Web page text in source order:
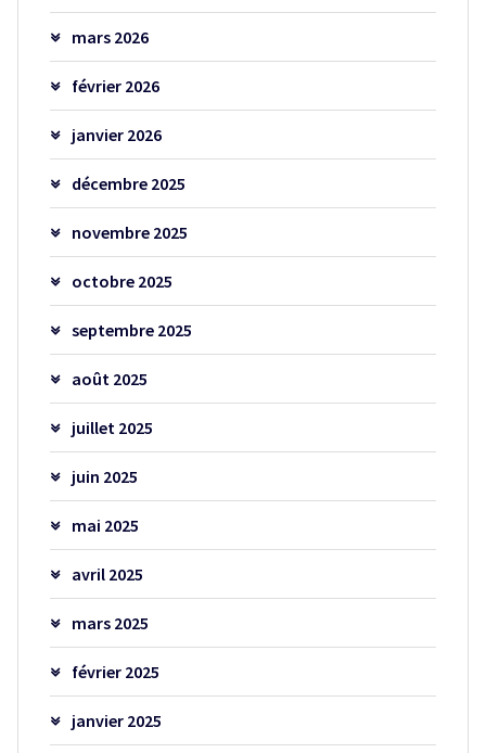
mars 2026
février 2026
janvier 2026
décembre 2025
novembre 2025
octobre 2025
septembre 2025
août 2025
juillet 2025
juin 2025
mai 2025
avril 2025
mars 2025
février 2025
janvier 2025